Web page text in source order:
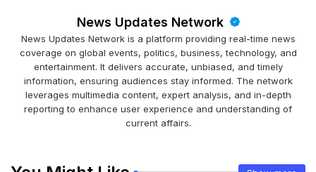
News Updates Network
News Updates Network is a platform providing real-time news
coverage on global events, politics, business, technology, and
entertainment. It delivers accurate, unbiased, and timely
information, ensuring audiences stay informed. The network
leverages multimedia content, expert analysis, and in-depth
reporting to enhance user experience and understanding of
current affairs.